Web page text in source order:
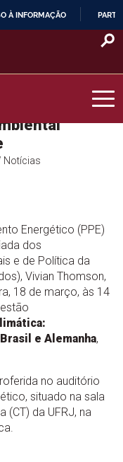
À INFORMAÇÃO
Notícias
Energético (PPE)
dos
e de Política da
Vivian Thomson,
18 de março, às 14
e Alemanha,
no auditório
situado na sala
(CT) da UFRJ, na